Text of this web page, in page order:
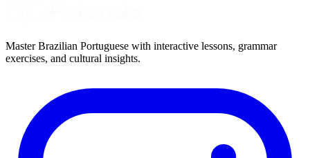
Master Brazilian Portuguese with interactive lessons, grammar
exercises, and cultural insights.